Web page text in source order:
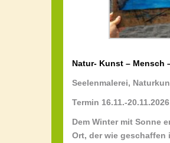
Natur- Kunst – Mensch
Seelenmalerei,
Termin 16.11.-
Dem Winter mit Sonne
Ort, der wie geschaffen